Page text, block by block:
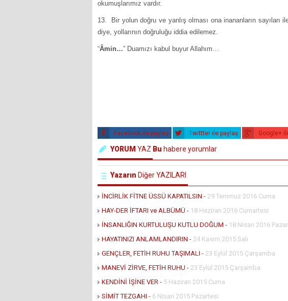
okumuşlarımız vardır.
13. Bir yolun doğru ve yanlış olması ona inananların sayıları
diye, yollarının doğruluğu iddia edilemez.
“Âmin…” Duamızı kabul buyur Allahım…
Facebook ile paylaş Twittter ile paylaş Google+
YORUM YAZ Bu habere yorumlar
Yazarın Diğer YAZILARI
İNCİRLİK FİTNE ÜSSÜ KAPATILSIN - 29 Temmuz 2016 Cuma
HAY-DER İFTARI ve ALBÜMÜ - 18 Haziran 2016 Cumartesi
İNSANLIĞIN KURTULUŞU KUTLU DOĞUM - 18 Nisan 2016
HAYATINIZI ANLAMLANDIRIN - 24 Kasım 2015 Salı
GENÇLER, FETİH RUHU TAŞIMALI - 23 Eylül 2015 Çarşamba
MANEVİ ZİRVE, FETİH RUHU - 23 Eylül 2015 Çarşamba
KENDİNİ İŞİNE VER - 5 Haziran 2015 Cuma
SİMİT TEZGAHI - 6 Nisan 2015 Pazartesi